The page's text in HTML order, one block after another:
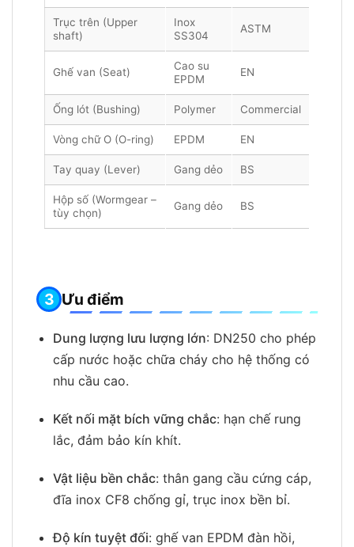
Trục trên (Upper
shaft)
Inox
SS304
ASTM
Ghế van (Seat)
Cao su
EPDM
EN
Ống lót (Bushing) Polymer Commercial
Vòng chữ O (O-ring) EPDM EN
Tay quay (Lever) Gang dẻo BS
Hộp số (Wormgear –
tùy chọn)
Gang dẻo BS
Ưu điểm
Dung lượng lưu lượng lớn: DN250 cho phép
cấp nước hoặc chữa cháy cho hệ thống có
nhu cầu cao.
Kết nối mặt bích vững chắc: hạn chế rung
lắc, đảm bảo kín khít.
Vật liệu bền chắc: thân gang cầu cứng cáp,
đĩa inox CF8 chống gỉ, trục inox bền bỉ.
Độ kín tuyệt đối: ghế van EPDM đàn hồi,